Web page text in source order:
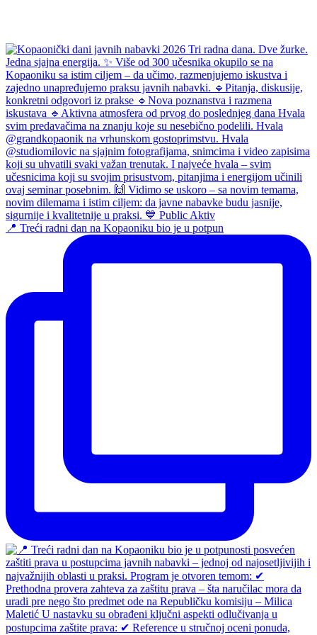
📍 Treći radni dan na Kopaoniku bio je u potpun